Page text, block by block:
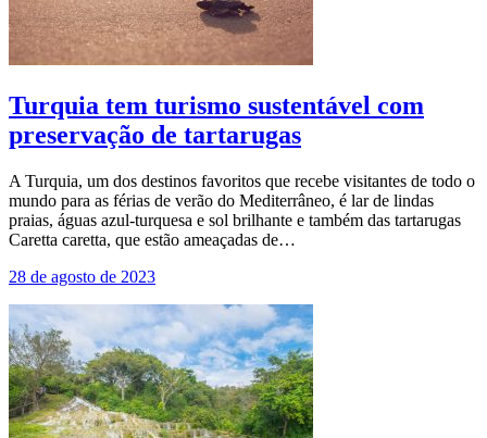
Turquia tem turismo sustentável com
preservação de tartarugas
A Turquia, um dos destinos favoritos que recebe visitantes de todo o
mundo para as férias de verão do Mediterrâneo, é lar de lindas
praias, águas azul-turquesa e sol brilhante e também das tartarugas
Caretta caretta, que estão ameaçadas de…
28 de agosto de 2023